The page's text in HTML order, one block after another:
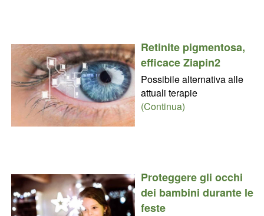
Retinite pigmentosa,
efficace Ziapin2
Possibile alternativa alle
attuali terapie
(Continua)
Proteggere gli occhi
dei bambini durante le
feste